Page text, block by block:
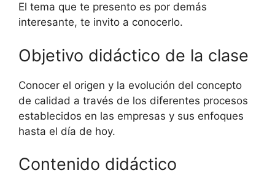
El tema que te presento es por demás
interesante, te invito a conocerlo.
Objetivo didáctico de la clase
Conocer el origen y la evolución del concepto
de calidad a través de los diferentes procesos
establecidos en las empresas y sus enfoques
hasta el día de hoy.
Contenido didáctico